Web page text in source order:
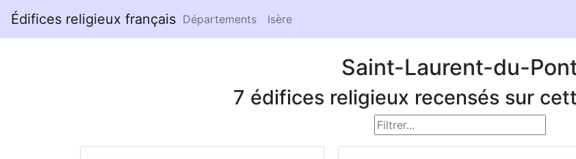
Édifices religieux français Départements Isère
Saint-Laurent-du-
7 édifices religieux recensés sur